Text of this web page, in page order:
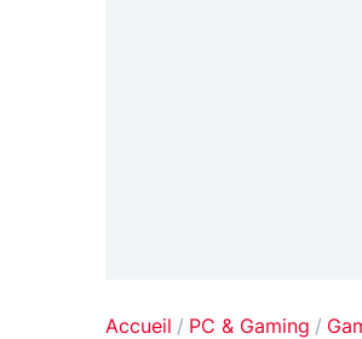
Accueil PC & Gaming